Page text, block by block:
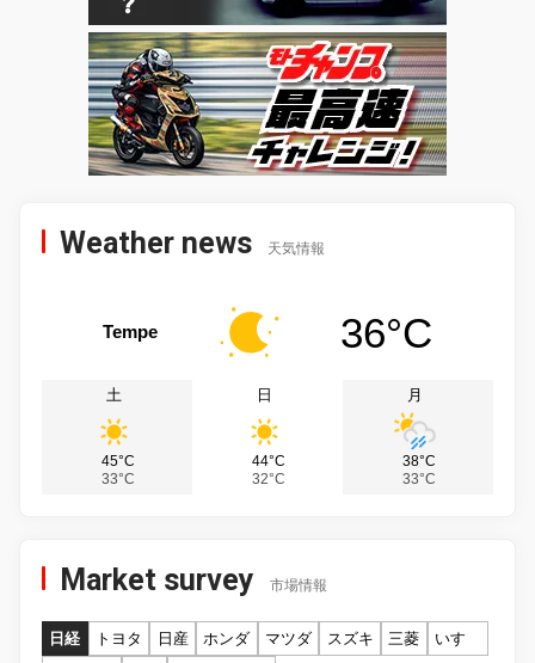
Weather news 天気情報
Tempe 36°C
土
45°C
33°C
日
44°C
32°C
月
38°C
33°C
Market survey 市場情報
日経 トヨタ 日産 ホンダ マツダ スズキ 三菱
いすゞ